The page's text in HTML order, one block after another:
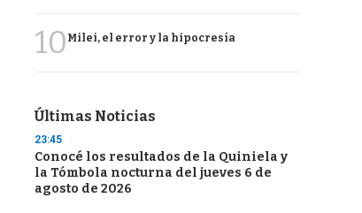
10 Milei, el error y la hipocresía
Últimas Noticias
23:45
Conocé los resultados de la Quiniela y
la Tómbola nocturna del jueves 6 de
agosto de 2026